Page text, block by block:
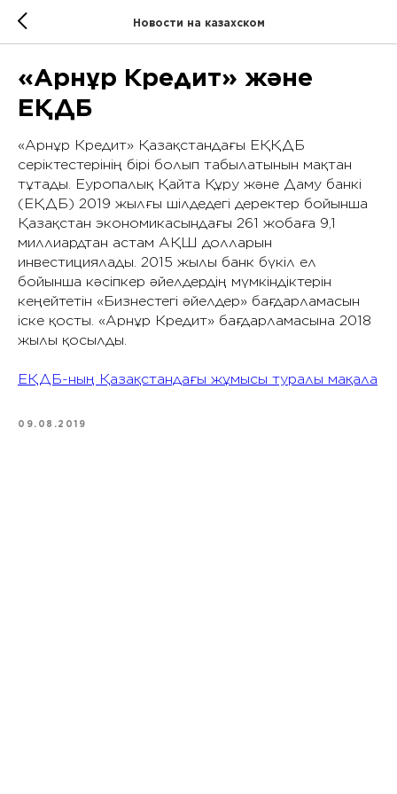
Новости на казахском
«Арнұр Кредит» және
ЕҚДБ
«Арнұр Кредит» Қазақстандағы ЕҚҚДБ
серіктестерінің бірі болып табылатынын мақтан
тұтады. Еуропалық Қайта Құру және Даму банкі
(ЕҚДБ) 2019 жылғы шілдедегі деректер бойынша
Қазақстан экономикасындағы 261 жобаға 9,1
миллиардтан астам АҚШ долларын
инвестициялады. 2015 жылы банк бүкіл ел
бойынша кәсіпкер әйелдердің мүмкіндіктерін
кеңейтетін «Бизнестегі әйелдер» бағдарламасын
іске қосты. «Арнұр Кредит» бағдарламасына 2018
жылы қосылды.
ЕҚДБ-ның Қазақстандағы жұмысы туралы мақала
09.08.2019